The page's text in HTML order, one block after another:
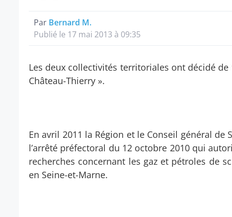
Par Bernard M.
Publié le 17 mai 2013 à 09:35
Les deux collectivités territoriales ont décidé
Château-Thierry ».
En avril 2011 la Région et le Conseil général
l’arrêté préfectoral du 12 octobre 2010 qui
recherches concernant les gaz et pétroles de
en Seine-et-Marne.